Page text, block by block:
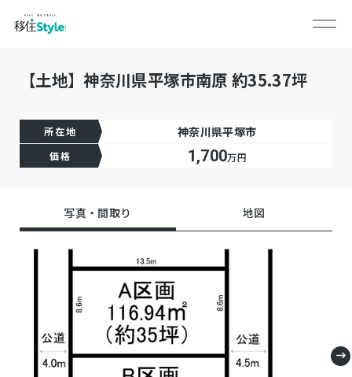
【土地】神奈川県平塚市南原 約35.37坪
所在地 神奈川県平塚市
価格 1,700万円
写真・間取り 地図